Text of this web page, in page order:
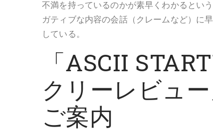
不満を持っているのかが素早くわかるとい
ガティブな内容の会話（クレームなど）に
している。
「ASCII
クリーレビュ
ご案内